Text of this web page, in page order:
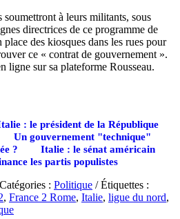
à leurs militants, sous
directrices de ce programme de
des kiosques dans les rues pour
ce « contrat de gouvernement ».
ligne sur sa plateforme Rousseau.
: le président de la République
Un gouvernement "technique"
?
Italie : le sénat américain
les partis populistes
: Politique / Étiquettes :
, France 2 Rome, Italie, ligue du nord,